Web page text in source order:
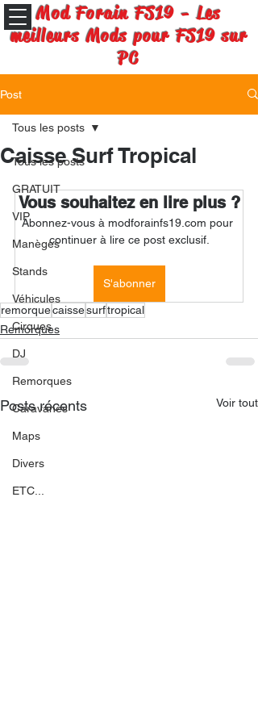
Mod Forain FS19 - Les
meilleurs Mods pour FS19 sur
PC
Post
Tous les posts
GRATUIT
VIP
Manèges
Stands
Véhicules
Cirques
DJ
Remorques
Caravanes
Maps
Divers
ETC...
Tous les posts
Caisse Surf Tropical
Vous souhaitez en lire plus ?
Abonnez-vous à modforainfs19.com pour
continuer à lire ce post exclusif.
S'abonner
remorquecaissesurftropical
Remorques
Posts récents Voir tout